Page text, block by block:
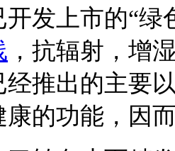
发上市的“绿
，抗辐射，增
推出的主要
康的功能，因